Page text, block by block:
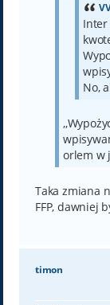
Inter
No,
orlem w
Taka zmiana
FFP, dawniej
timon